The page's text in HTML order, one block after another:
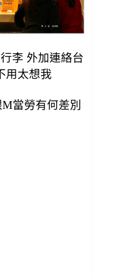
李 外加連絡台
用太想我
當勞有何差別